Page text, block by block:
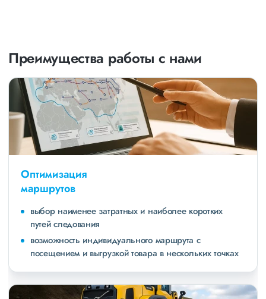
Преимущества работы с нами
Оптимизация
маршрутов
выбор наименее затратных и наиболее коротких
путей следования
возможность индивидуального маршрута с
посещением и выгрузкой товара в нескольких точках